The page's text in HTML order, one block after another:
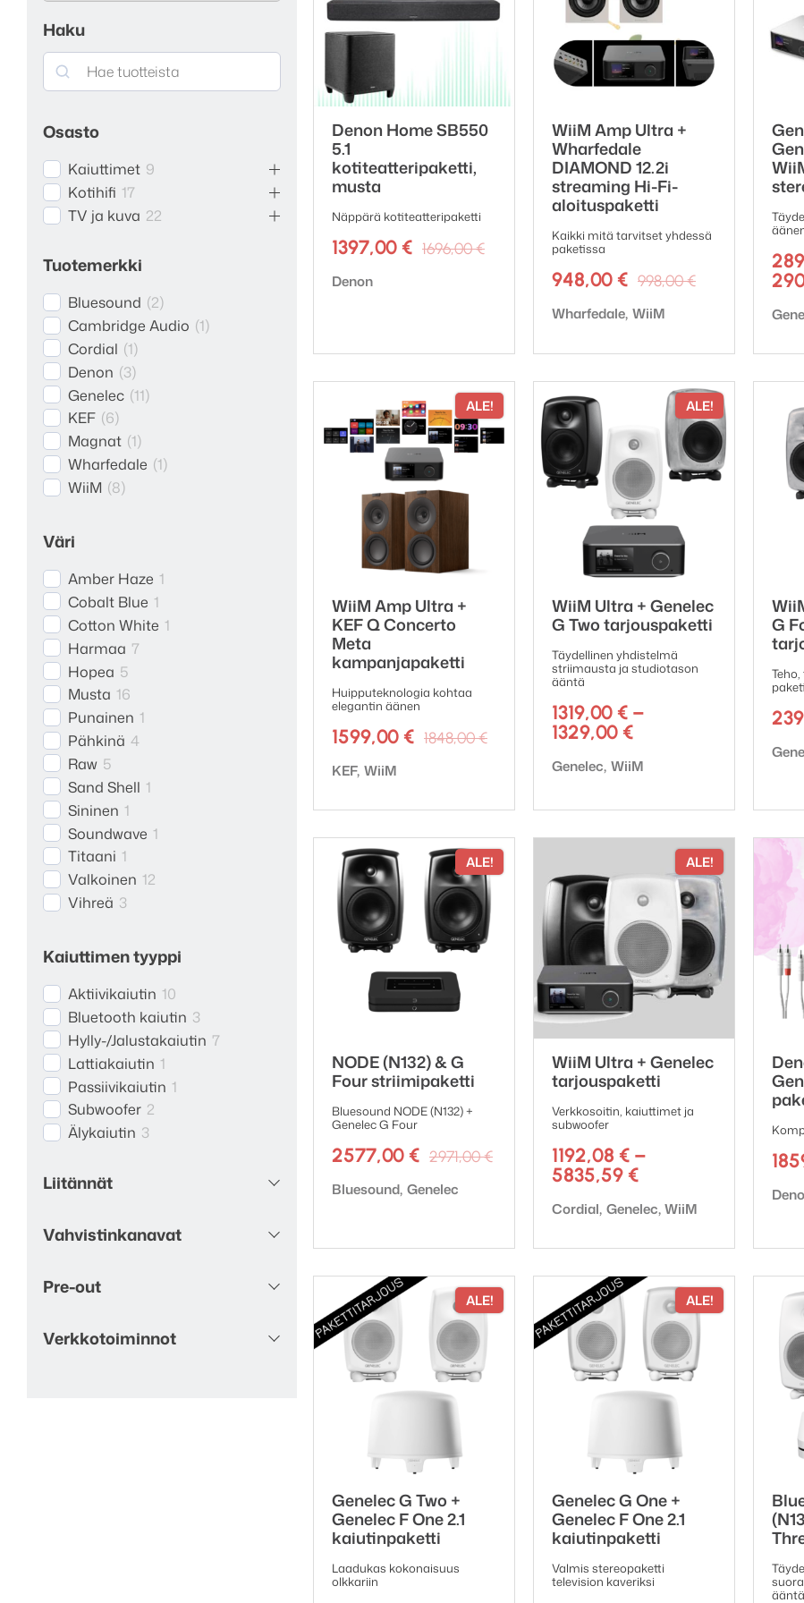
Haku
Search
Osasto
Kaiuttimet 9
Kotihifi 17
TV ja kuva 22
Tuotemerkki
Bluesound (2)
Cambridge Audio (1)
Cordial (1)
Denon (3)
Genelec (11)
KEF (6)
Magnat (1)
Wharfedale (1)
WiiM (8)
Väri
Amber Haze 1
Cobalt Blue 1
Cotton White 1
Harmaa 7
Hopea 5
Musta 16
Punainen 1
Pähkinä 4
Raw 5
Sand Shell 1
Sininen 1
Soundwave 1
Titaani 1
Valkoinen 12
Vihreä 3
Kaiuttimen tyyppi
Aktiivikaiutin 10
Bluetooth kaiutin 3
Hylly-/Jalustakaiutin 7
Lattiakaiutin 1
Passiivikaiutin 1
Subwoofer 2
Älykaiutin 3
Liitännät
Vahvistinkanavat
Pre-out
Verkkotoiminnot
Denon Home SB550
5.1
kotiteatteripaketti,
musta
Näppärä kotiteatteripaketti
1696,00€Alkuperäinen
1696,00 €.
1397,00 €
Nykyinen
1397,00 €.
Tuotemerkki:
Denon
WiiM Amp Ultra +
Wharfedale
DIAMOND 12.2i
streaming Hi-Fi-
aloituspaketti
Kaikki mitä tarvitset yhdessä
paketissa
998,00€
948,00 €
Nykyinen
Tuotemerkki:
Wharfedale WiiM
ALE!
WiiM Amp Ultra +
KEF Q Concerto
Meta
kampanjapaketti
Huipputeknologia kohtaa
elegantin äänen
1848,00€Alkuperäinen
1599,00 €
Nykyinen
Tuotemerkki:
KEF WiiM
ALE!
WiiM Ultra + Genelec
G Two tarjouspaketti
Täydellinen yhdistelmä
striimausta ja studiotason
ääntä
1319,00 € –
1329,00 €Hintaluokka:
-
Tuotemerkki:
Genelec WiiM
G
ALE!
NODE (N132) & G
Four striimipaketti
Bluesound NODE (N132) +
Genelec G Four
2971,00€Alkuperäinen
2971,00 €.
2577,00 €
Nykyinen
2577,00 €.
Tuotemerkki:
Bluesound Genelec
ALE!
WiiM Ultra + Genelec
tarjouspaketti
Verkkosoitin, kaiuttimet ja
subwoofer
1192,08 € –
5835,59 €Hintaluokka:
-
Tuotemerkki:
Cordial Genelec WiiM
ALE!
Genelec G Two +
Genelec F One 2.1
kaiutinpaketti
Laadukas kokonaisuus
olkkariin
ALE!
Genelec G One +
Genelec F One 2.1
kaiutinpaketti
Valmis stereopaketti
television kaveriksi
ääntä